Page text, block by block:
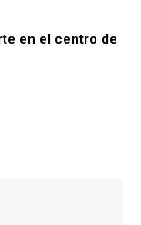
en el centro de